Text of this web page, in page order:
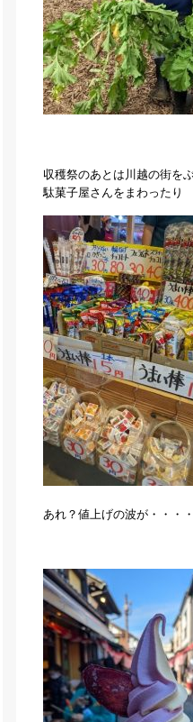
収穫祭のあとは川越の街を
駄菓子屋さんをまわったり
あれ？値上げの波が・・・